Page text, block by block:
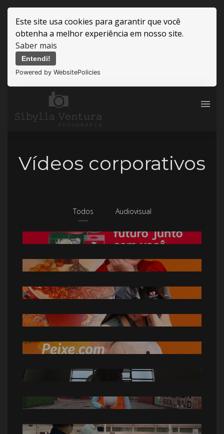
Este site usa cookies para garantir que você
obtenha a melhor experiência em nosso site.
Saber mais
Entendi!
Powered by WebsitePolicies
menu
Vídeos corporativos
Todos Audiovisual